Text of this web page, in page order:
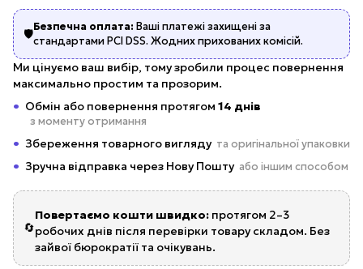
🛡️
Безпечна оплата: Ваші платежі захищені за
стандартами PCI DSS. Жодних прихованих комісій.
Ми цінуємо ваш вибір, тому зробили процес повернення
максимально простим та прозорим.
Обмін або повернення протягом 14 днів
з моменту отримання
Збереження товарного вигляду та оригінальної упаковки
Зручна відправка через Нову Пошту або іншим способом
🔄
Повертаємо кошти швидко: протягом 2–3
робочих днів після перевірки товару складом. Без
зайвої бюрократії та очікувань.